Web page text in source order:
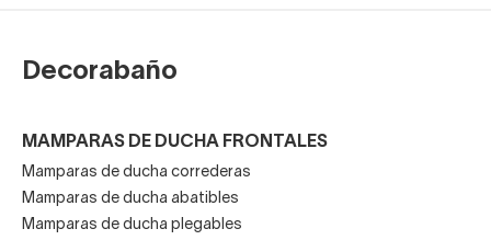
ganarás en funcionalidad, también en
Explora ahora nuestra gama de mamparas abatibles
angulares y elige la que mejor se adapte a ti.
Decorabaño
MAMPARAS DE DUCHA FRONTALES
Mamparas de ducha correderas
Mamparas de ducha abatibles
Mamparas de ducha plegables